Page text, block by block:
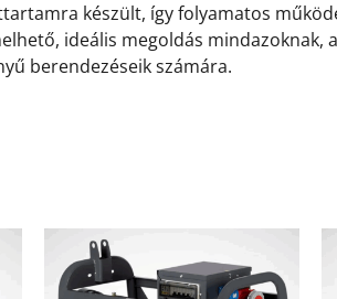
készült, így folyamatos
ideális megoldás mindazoknak,
berendezéseik számára.